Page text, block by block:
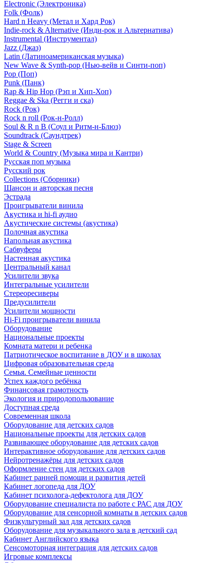
Electronic (Электроника)
Folk (Фолк)
Hard n Heavy (Метал и Хард Рок)
Indie-rock & Alternative (Инди-рок и Альтернатива)
Instrumental (Инструментал)
Jazz (Джаз)
Latin (Латиноамериканская музыка)
New Wave & Synth-pop (Нью-вейв и Синти-поп)
Pop (Поп)
Punk (Панк)
Rap & Hip Hop (Рэп и Хип-Хоп)
Reggae & Ska (Регги и ска)
Rock (Рок)
Rock n roll (Рок-н-Ролл)
Soul & R n B (Соул и Ритм-н-Блюз)
Soundtrack (Саундтрек)
Stage & Screen
World & Country (Музыка мира и Кантри)
Русская поп музыка
Русский рок
Сollections (Сборники)
Шансон и авторская песня
Эстрада
Проигрыватели винила
Акустика и hi-fi аудио
Акустические системы (акустика)
Полочная акустика
Напольная акустика
Сабвуферы
Настенная акустика
Центральный канал
Усилители звука
Интегральные усилители
Стереоресиверы
Предусилители
Усилители мощности
Hi-Fi проигрыватели винила
Оборудование
Национальные проекты
Комната матери и ребенка
Патриотическое воспитание в ДОУ и в школах
Цифровая образовательная среда
Семья. Семейные ценности
Успех каждого ребёнка
Финансовая грамотность
Экология и природопользование
Доступная среда
Современная школа
Оборудование для детских садов
Национальные проекты для детских садов
Развивающее оборудование для детских садов
Интерактивное оборудование для детских садов
Нейротренажёры для детских садов
Оформление стен для детских садов
Кабинет ранней помощи и развития детей
Кабинет логопеда для ДОУ
Кабинет психолога-дефектолога для ДОУ
Оборудование специалиста по работе с РАС для ДОУ
Оборудование для сенсорной комнаты в детских садов
Физкультурный зал для детских садов
Оборудование для музыкального зала в детский сад
Кабинет Английского языка
Сенсомоторная интеграция для детских садов
Игровые комплексы